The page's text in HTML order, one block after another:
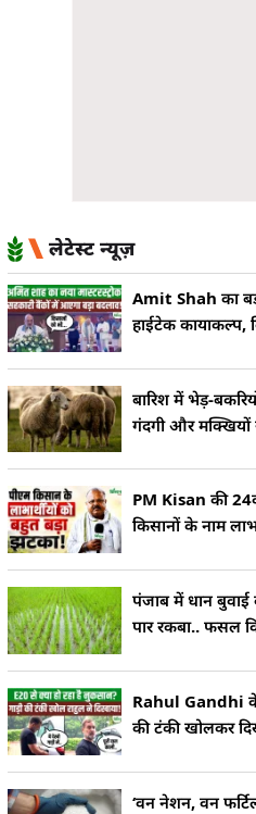
लेटेस्ट न्यूज़
Amit Shah का
हाईटेक कायाकल्प,
बारिश में भेड़-
गंदगी और मक्खियों
PM Kisan की
किसानों के नाम
पंजाब में धान बुवाई
पार रकबा.. फसल
Rahul Gandhi के
की टंकी खोलकर
‘वन नेशन, वन